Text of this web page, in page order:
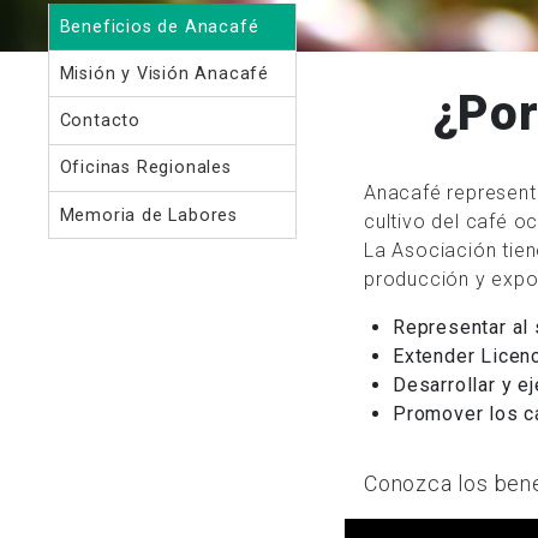
Beneficios de Anacafé
Misión y Visión Anacafé
Contacto
Oficinas Regionales
Memoria de Labores
Anacafé
cultivo del café
La Asociación
producción y
Representar al
Extender
Desarrollar y
Promover los
Conozca los